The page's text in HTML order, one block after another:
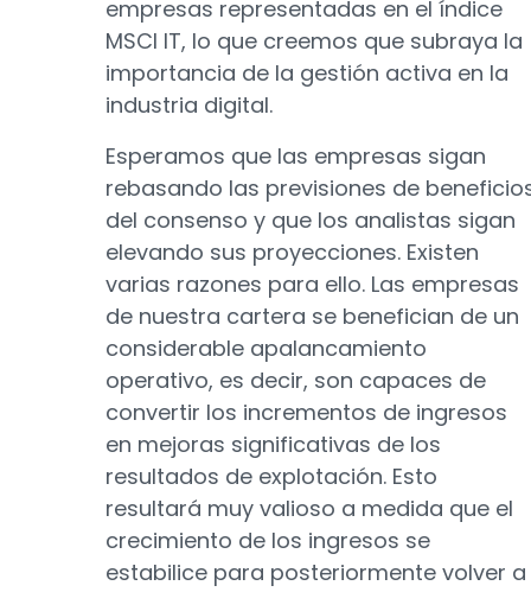
empresas representadas en el índice
MSCI IT, lo que creemos que subraya la
importancia de la gestión activa en la
industria digital.
Esperamos que las empresas sigan
rebasando las previsiones de
del consenso y que los analistas sigan
elevando sus proyecciones. Existen
varias razones para ello. Las empresas
de nuestra cartera se benefician de un
considerable apalancamiento
operativo, es decir, son capaces de
convertir los incrementos de ingresos
en mejoras significativas de los
resultados de explotación. Esto
resultará muy valioso a medida que el
crecimiento de los ingresos se
estabilice para posteriormente volver a